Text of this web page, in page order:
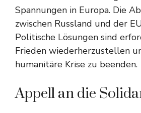
Spannungen in Europa. Die
zwischen Russland und der
Politische Lösungen sind
Frieden wiederherzustellen
humanitäre Krise zu beenden.
Appell an die